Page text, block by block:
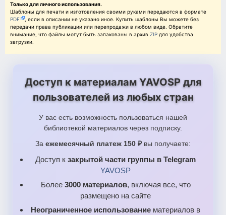
Только для личного использования.
Шаблоны для печати и изготовления своими руками передаются в формате
PDF
, если в описании не указано иное. Купить шаблоны Вы можете без
передачи права публикации или перепродажи в любом виде. Обратите
внимание, что файлы могут быть запакованы в архив ZIP для удобства
загрузки.
Доступ к материалам YAVOSP для
пользователей из любых стран
У вас есть возможность пользоваться нашей
библиотекой материалов через подписку.
За ежемесячный платеж 150 ₽ вы получаете:
Доступ к закрытой части группы в Telegram
YAVOSP
Более 3000 материалов, включая все, что
размещено на сайте
Неограниченное использование материалов в